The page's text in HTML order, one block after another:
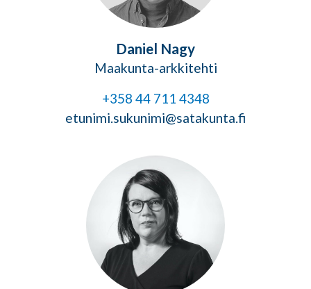
Daniel Nagy
Maakunta-arkkitehti
+358 44 711 4348
etunimi.sukunimi@satakunta.fi